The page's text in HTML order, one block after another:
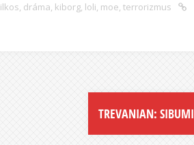
, dráma, kiborg, loli, moe, terrorizmus
TREVANIAN: SIBUMI